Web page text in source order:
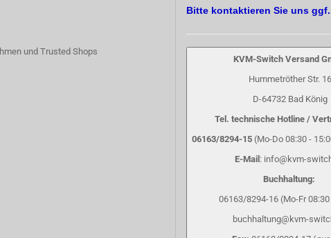
und Trusted Shops
Bitte kontaktieren Sie uns
KVM-Switch Versand
Hummetröther Str. 16
D-64732 Bad König
Tel. technische Hotline /
06163/8294-15 (Mo-Do 08:30 -
E-Mail : info@kvm-
Buchhaltung:
06163/8294-16 (Mo-Fr 08:30
buchhaltung@kvm-